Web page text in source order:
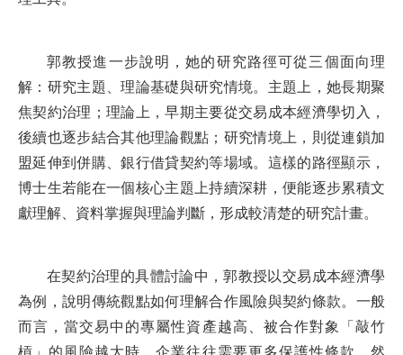
郭教授進一步說明，她的研究路徑可從三個面向理
解：研究主題、理論基礎與研究情境。主題上，她長期聚
焦契約治理；理論上，早期主要從交易成本經濟學切入，
後續也逐步結合其他理論觀點；研究情境上，則從連鎖加
盟延伸到併購、銀行借貸契約等場域。這樣的路徑顯示，
博士生若能在一個核心主題上持續深耕，便能逐步累積文
獻理解、資料掌握與理論判斷，形成較清楚的研究計畫。
在契約治理的具體討論中，郭教授以交易成本經濟學
為例，說明傳統觀點如何理解合作風險與契約條款。一般
而言，當交易中的專屬性資產越高、被合作對象「敲竹
槓」的風險越大時，企業往往需要更多保護性條款。然